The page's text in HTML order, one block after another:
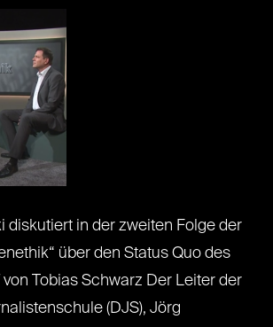
diskutiert in der zweiten Folge der
über den Status Quo des
Tobias Schwarz Der Leiter der
(DJS), Jörg